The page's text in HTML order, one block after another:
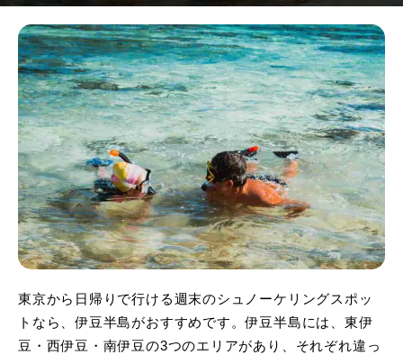
東京から日帰りで行ける週末のシュノーケリングスポッ
トなら、伊豆半島がおすすめです。伊豆半島には、東伊
豆・西伊豆・南伊豆の3つのエリアがあり、それぞれ違っ